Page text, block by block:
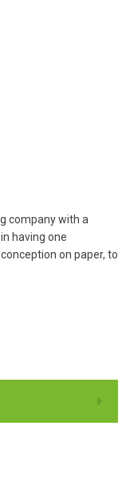
company with a
having one
on paper, to